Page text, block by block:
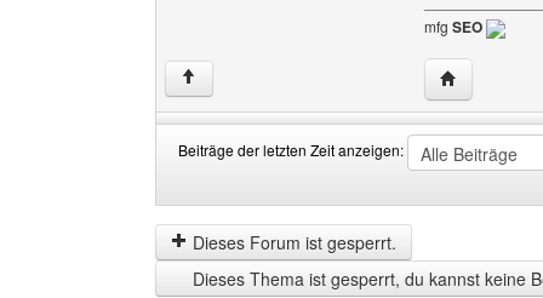
mfg SEO
↑ Website
Beiträge der letzten Zeit anzeigen:
der
letzten
Zeit
anzeigen
by
Dieses Forum ist gesperrt.
Dieses Thema ist gesperrt, du kannst keine